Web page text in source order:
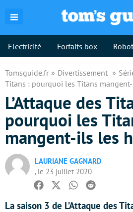
Electricité Forfaits box
Tomsguide.fr Divertissement
Titans : pourquoi les Titans
L’Attaque des
pourquoi les
mangent-ils les
LAURIANE GAGNARD
, le 23 juillet 2020
Facebook
TwitterWhatsapp
Reddit
La saison 3 de L’Attaque des